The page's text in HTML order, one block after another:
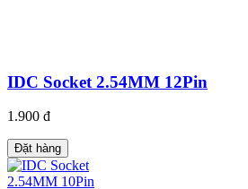
IDC Socket 2.54MM 12Pin
1.900 đ
Đặt hàng